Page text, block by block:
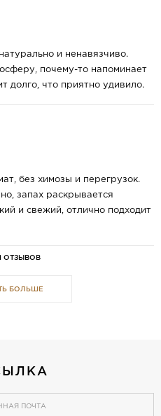
и ненавязчиво.
почему-то напоминает
долго, что приятно удивило.
без химозы и перегрузок.
запах раскрывается
и свежий, отлично подходит
ОТЗЫВОВ
БОЛЬШЕ